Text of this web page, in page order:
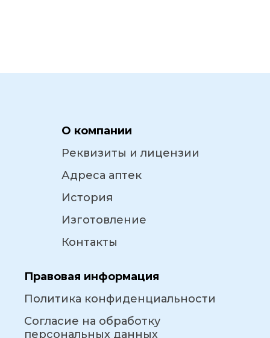
О компании
Реквизиты и лицензии
Адреса аптек
История
Изготовление
Контакты
Правовая информация
Политика конфиденциальности
Согласие на обработку
персональных данных